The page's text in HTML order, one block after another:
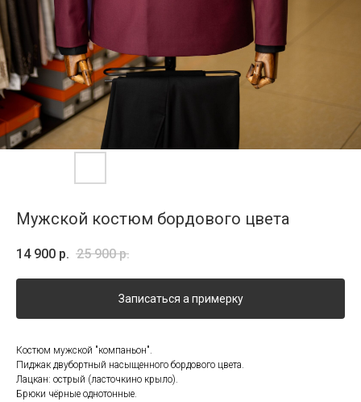
Мужской костюм бордового цвета
14 900 р. 25 900 р.
Записаться а примерку
Костюм мужской "компаньон".
Пиджак двубортный насыщенного бордового цвета.
Лацкан: острый (ласточкино крыло).
Брюки чёрные однотонные.